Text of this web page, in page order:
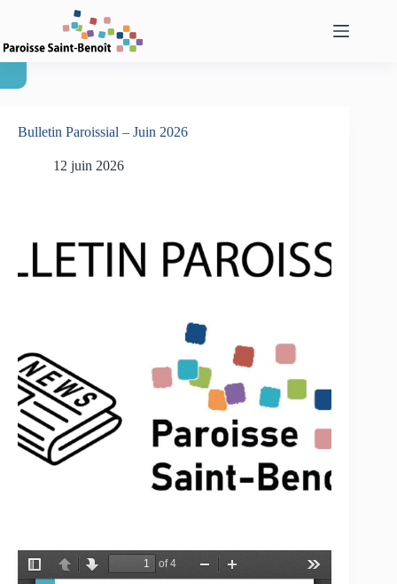
Bulletin Paroissial – Juin 2026
12 juin 2026